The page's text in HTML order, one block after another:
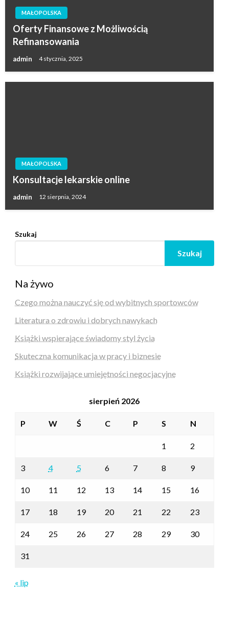
MAŁOPOLSKA
Oferty Finansowe z Możliwością
Refinansowania
admin 4 stycznia, 2025
MAŁOPOLSKA
Konsultacje lekarskie online
admin 12 sierpnia, 2024
Szukaj
Szukaj
Na żywo
Czego można nauczyć się od wybitnych sportowców
Literatura o zdrowiu i dobrych nawykach
Książki wspierające świadomy styl życia
Skuteczna komunikacja w pracy i biznesie
Książki rozwijające umiejętności negocjacyjne
sierpień 2026
P W Ś C P S N
1 2
3 4 5 6 7 8 9
10 11 12 13 14 15 16
17 18 19 20 21 22 23
24 25 26 27 28 29 30
31
« lip